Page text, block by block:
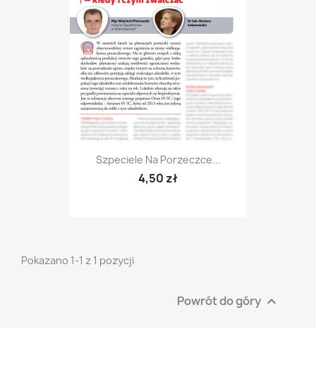
Szpeciele Na Porzeczce...
4,50 zł
Pokazano 1-1 z 1 pozycji
Powrót do góry 